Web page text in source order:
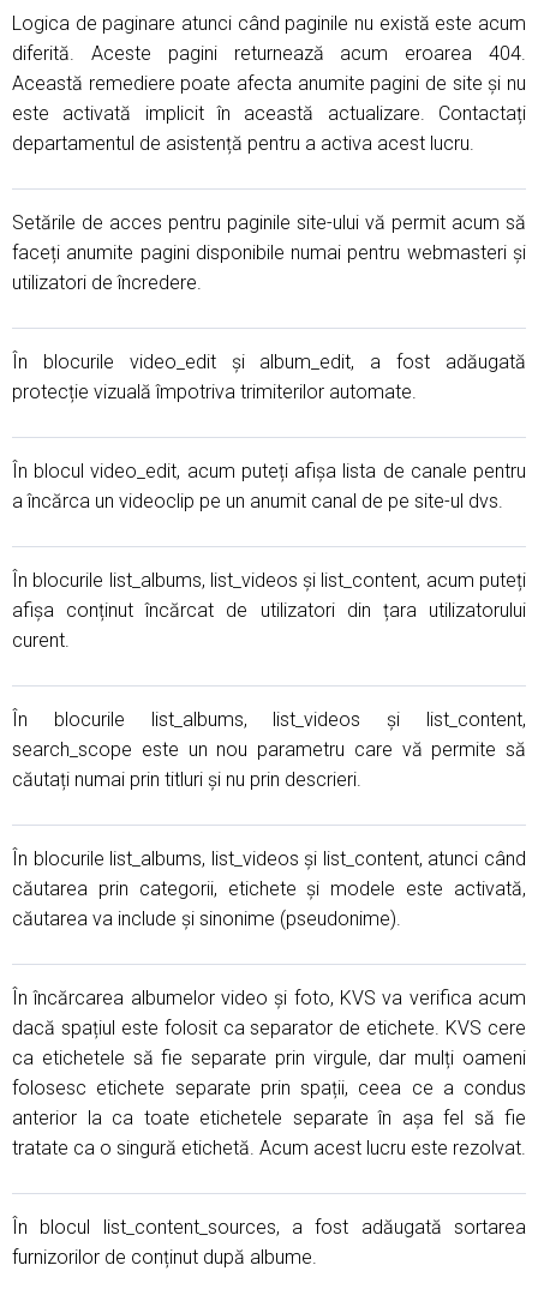
Logica de paginare atunci când paginile nu există este acum
diferită. Aceste pagini returnează acum eroarea 404.
Această remediere poate afecta anumite pagini de site și nu
este activată implicit în această actualizare. Contactați
departamentul de asistență pentru a activa acest lucru.
Setările de acces pentru paginile site-ului vă permit acum să
faceți anumite pagini disponibile numai pentru webmasteri și
utilizatori de încredere.
În blocurile video_edit și album_edit, a fost adăugată
protecție vizuală împotriva trimiterilor automate.
În blocul video_edit, acum puteți afișa lista de canale pentru
a încărca un videoclip pe un anumit canal de pe site-ul dvs.
În blocurile list_albums, list_videos și list_content, acum puteți
afișa conținut încărcat de utilizatori din țara utilizatorului
curent.
În blocurile list_albums, list_videos și list_content,
search_scope este un nou parametru care vă permite să
căutați numai prin titluri și nu prin descrieri.
În blocurile list_albums, list_videos și list_content, atunci când
căutarea prin categorii, etichete și modele este activată,
căutarea va include și sinonime (pseudonime).
În încărcarea albumelor video și foto, KVS va verifica acum
dacă spațiul este folosit ca separator de etichete. KVS cere
ca etichetele să fie separate prin virgule, dar mulți oameni
folosesc etichete separate prin spații, ceea ce a condus
anterior la ca toate etichetele separate în așa fel să fie
tratate ca o singură etichetă. Acum acest lucru este rezolvat.
În blocul list_content_sources, a fost adăugată sortarea
furnizorilor de conținut după albume.